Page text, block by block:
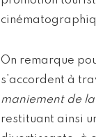
On remarque
s’accordent à
maniement de
restituant ainsi